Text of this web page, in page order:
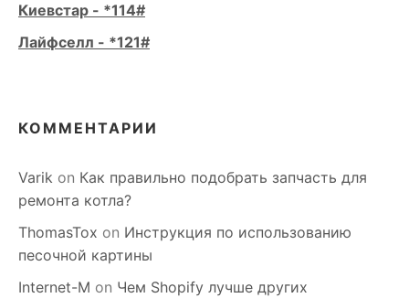
Киевстар - *114#
Лайфселл - *121#
КОММЕНТАРИИ
Varik on Как правильно подобрать запчасть для
ремонта котла?
ThomasTox on Инструкция по использованию
песочной картины
Internet-M on Чем Shopify лучше других